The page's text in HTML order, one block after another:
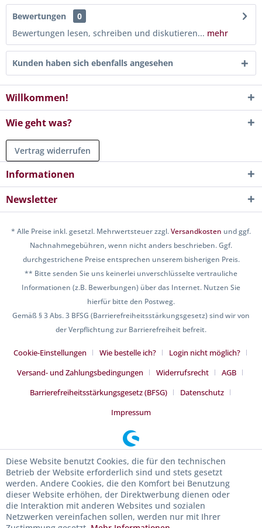
Bewertungen
0
Bewertungen lesen, schreiben und diskutieren... mehr
Kunden haben sich ebenfalls angesehen
Willkommen!
Wie geht was?
Vertrag widerrufen
Informationen
Newsletter
* Alle Preise inkl. gesetzl. Mehrwertsteuer zzgl.Versandkosten und ggf.
Nachnahmegebühren, wenn nicht anders beschrieben. Ggf.
durchgestrichene Preise entsprechen unserem bisherigen Preis.
** Bitte senden Sie uns keinerlei unverschlüsselte vertrauliche
Informationen (z.B. Bewerbungen) über das Internet. Nutzen Sie
hierfür bitte den Postweg.
Gemäß § 3 Abs. 3 BFSG (Barrierefreiheitsstärkungsgesetz) sind wir von
der Verpflichtung zur Barrierefreiheit befreit.
Cookie-Einstellungen Wie bestelle ich?
Login nicht möglich?
Versand- und Zahlungsbedingungen
Widerrufsrecht
AGB
Barrierefreiheitsstärkungsgesetz (BFSG)
Datenschutz
Impressum
Diese Website benutzt Cookies, die für den technischen
Betrieb der Website erforderlich sind und stets gesetzt
werden. Andere Cookies, die den Komfort bei Benutzung
dieser Website erhöhen, der Direktwerbung dienen oder
die Interaktion mit anderen Websites und sozialen
Netzwerken vereinfachen sollen, werden nur mit Ihrer